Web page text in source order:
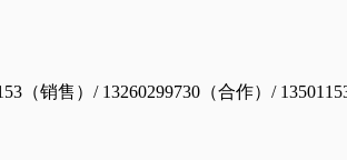
（销售）/ 13260299730（合作）/